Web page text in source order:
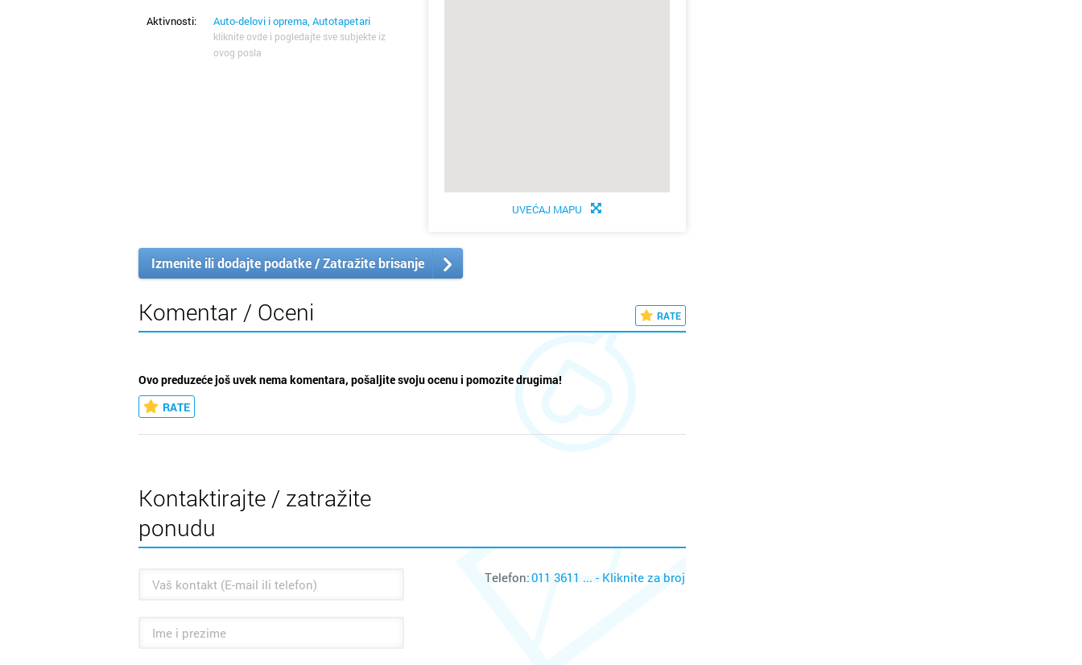
Aktivnosti: Auto-delovi i oprema, Autotapetari
kliknite ovde i pogledajte sve subjekte iz
ovog posla
UVEĆAJ MAPU
Izmenite ili dodajte podatke / Zatražite brisanje
Komentar / Oceni RATE
Ovo preduzeće još uvek nema komentara, pošaljite svoju ocenu i pomozite drugima!
RATE
Kontaktirajte / zatražite
ponudu
Telefon:011 3611 ... - Kliknite za broj